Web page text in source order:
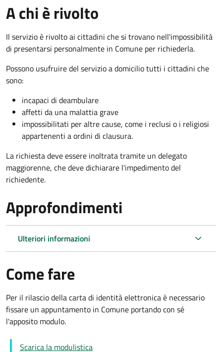
A chi è rivolto
Il servizio è rivolto ai cittadini che si trovano nell'impossibilità
di presentarsi personalmente in Comune per richiederla.
Possono usufruire del servizio a domicilio tutti i cittadini che
sono:
incapaci di deambulare
affetti da una malattia grave
impossibilitati per altre cause, come i reclusi o i religiosi
appartenenti a ordini di clausura.
La richiesta deve essere inoltrata tramite un delegato
maggiorenne, che deve dichiarare l'impedimento del
richiedente.
Approfondimenti
Ulteriori informazioni
Come fare
Per il rilascio della carta di identità elettronica è necessario
fissare un appuntamento in Comune portando con sé
l'apposito modulo.
Scarica la modulistica